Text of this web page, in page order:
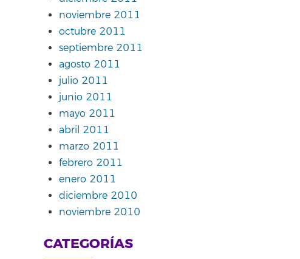
noviembre 2011
octubre 2011
septiembre 2011
agosto 2011
julio 2011
junio 2011
mayo 2011
abril 2011
marzo 2011
febrero 2011
enero 2011
diciembre 2010
noviembre 2010
CATEGORÍAS